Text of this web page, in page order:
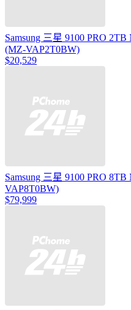
Samsung 三星 9100 PRO
(MZ-VAP2T0BW)
$20,529
Samsung 三星 9100 PRO
VAP8T0BW)
$79,999